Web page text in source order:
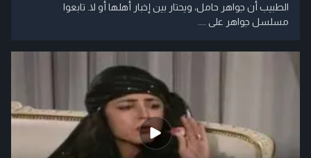
الطبيب أن جواهر حامل، ويحتار بين إخبار أهلها أو لا. تابعوا
مسلسل جواهر على ....